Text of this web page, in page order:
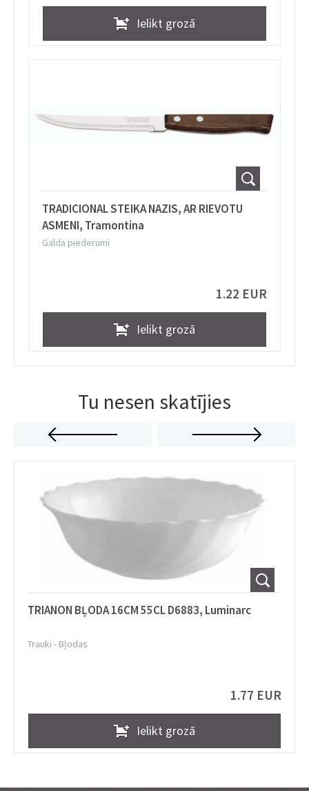
Ielikt grozā
TRADICIONAL STEIKA NAZIS, AR RIEVOTU
ASMENI, Tramontina
Galda piederumi
1.22 EUR
Ielikt grozā
Tu nesen skatījies
TRIANON BĻODA 16CM 55CL D6883, Luminarc
Trauki - Bļodas
1.77 EUR
Ielikt grozā